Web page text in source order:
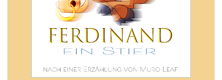
... dabei liebt der Ferdinand doch Blumen.